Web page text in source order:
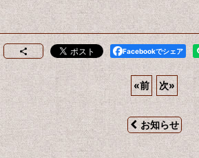
Facebookでシェア
«前 次»
お知らせ